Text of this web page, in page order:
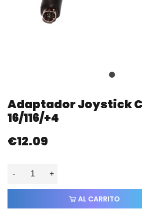
Adaptador Joystick
16/116/+4
€12.09
- +
AL CARRITO